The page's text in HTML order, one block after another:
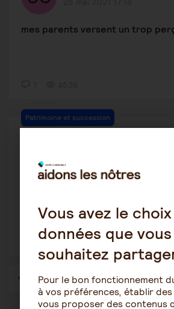
mes parents versent un trop
Patrimoine et succession
16479
1 … 38 39 40 41 42 43
Vous avez le
données que vous
souhaitez
Pour le bon fonctionnement
à vos préférences, établir
vous proposer des contenus